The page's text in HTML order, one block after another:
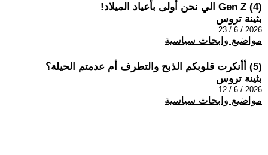
(4) Gen Z الي نحن أولى بأعياد الميلاد!
بثينة تروس
2026 / 6 / 23
مواضيع وابحاث سياسية
(5) أأنكرت قلوبكم الذبح والتطرف أم عدمتم الحيلة؟
بثينة تروس
2026 / 6 / 12
مواضيع وابحاث سياسية